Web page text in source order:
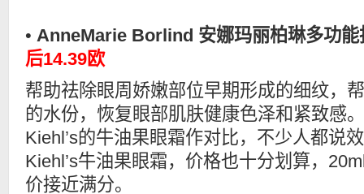
• AnneMarie Borlind 安娜玛丽柏琳多功
后14.39欧
帮助祛除眼周娇嫩部位早期形成的细纹，
的水份，恢复眼部肌肤健康色泽和紧致感
Kiehl’s的牛油果眼霜作对比，不少人都说
Kiehl’s牛油果眼霜，价格也十分划算，
价接近满分。